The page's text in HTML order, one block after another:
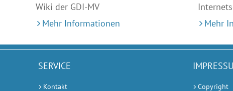
Wiki der GDI-MV
Mehr Informationen
Mehr
SERVICE
Kontakt Copyright